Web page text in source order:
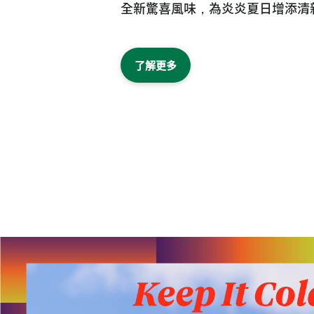
全新驚喜風味，為炎炎夏日增添清
了解更多